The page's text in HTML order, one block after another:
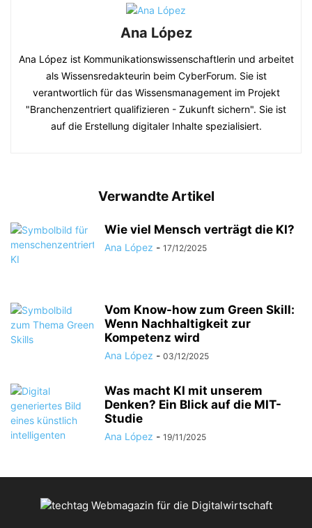
Ana López
Ana López ist Kommunikationswissenschaftlerin und arbeitet
als Wissensredakteurin beim CyberForum. Sie ist
verantwortlich für das Wissensmanagement im Projekt
"Branchenzentriert qualifizieren - Zukunft sichern". Sie ist
auf die Erstellung digitaler Inhalte spezialisiert.
Verwandte Artikel
Wie viel Mensch verträgt die KI?
Ana López - 17/12/2025
Vom Know-how zum Green Skill:
Wenn Nachhaltigkeit zur
Kompetenz wird
Ana López - 03/12/2025
Was macht KI mit unserem
Denken? Ein Blick auf die MIT-
Studie
Ana López - 19/11/2025